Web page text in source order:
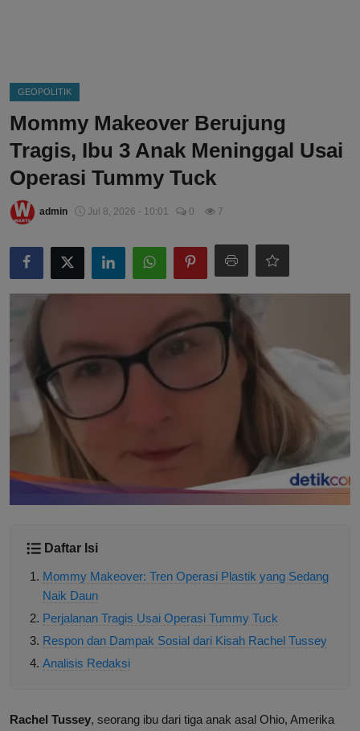
GEOPOLITIK
Mommy Makeover Berujung
Tragis, Ibu 3 Anak Meninggal Usai
Operasi Tummy Tuck
admin Jul 8, 2026 - 10:01 0 7
Daftar Isi
Mommy Makeover: Tren Operasi Plastik yang Sedang
Naik Daun
Perjalanan Tragis Usai Operasi Tummy Tuck
Respon dan Dampak Sosial dari Kisah Rachel Tussey
Analisis Redaksi
Rachel Tussey, seorang ibu dari tiga anak asal Ohio, Amerika